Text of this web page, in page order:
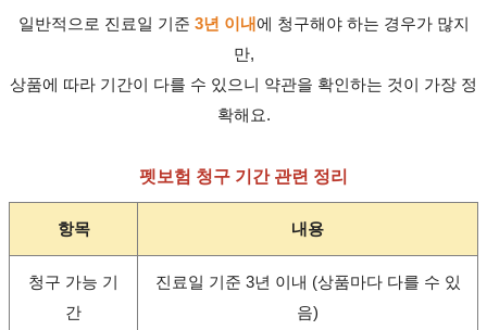
일반적으로 진료일 기준 3년 이내에 청구해야 하는 경우가 많지
만,
상품에 따라 기간이 다를 수 있으니 약관을 확인하는 것이 가장 정
확해요.
펫보험 청구 기간 관련 정리
항목 내용
청구 가능 기
간
진료일 기준 3년 이내 (상품마다 다를 수 있
음)